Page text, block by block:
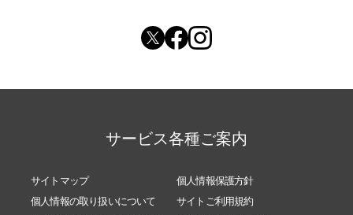
サービス各種ご案内
サイトマップ
個人情報保護方針
個人情報の取り扱いについて
サイトご利用規約